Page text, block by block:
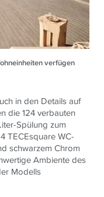
verfügen
in den Details auf
die 124 verbauten
Spülung zum
TECEsquare WC-
schwarzem Chrom
Ambiente des
Modells